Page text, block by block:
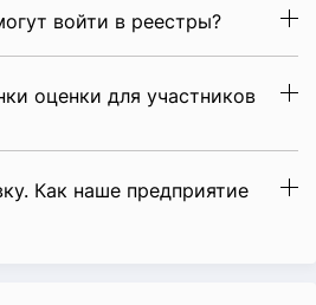
войти в реестры?
оценки для участников
Как наше предприятие